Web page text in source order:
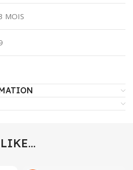
MOIS
LIKE…